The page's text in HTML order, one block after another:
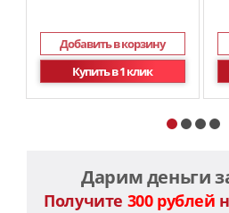
Добавить в корзину
Купить в 1 клик
Дарим деньги
Получите 300 рублей